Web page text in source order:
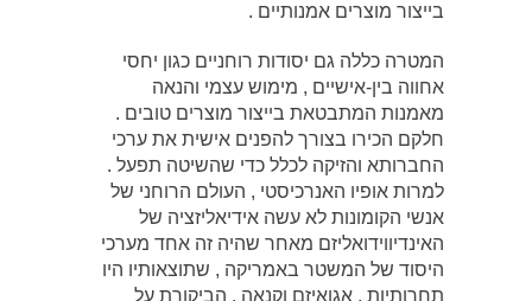
בייצור מוצרים אמנותיים .
המטרה כללה גם יסודות רוחניים כגון יחסי
אחווה בין-אישיים , מימוש עצמי והנאה
מאמנות המתבטאת בייצור מוצרים טובים .
חלקם הכירו בצורך להפנים אישית את ערכי
החברותא והזיקה לכלל כדי שהשיטה תפעל .
למרות אופיו האנרכיסטי , העולם הרוחני של
אנשי הקומונות לא עשה אידיאליזציה של
האינדיווידואליזם מאחר שהיה זה אחד מערכי
היסוד של המשטר באמריקה , שתוצאותיו היו
תחרותיות , אגואיזם וקנאה . הביקורת על